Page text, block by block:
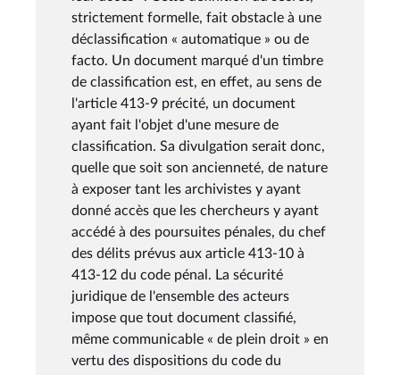
strictement formelle, fait obstacle à une
déclassification « automatique » ou de
facto. Un document marqué d'un timbre
de classification est, en effet, au sens de
l'article 413-9 précité, un document
ayant fait l'objet d'une mesure de
classification. Sa divulgation serait donc,
quelle que soit son ancienneté, de nature
à exposer tant les archivistes y ayant
donné accès que les chercheurs y ayant
accédé à des poursuites pénales, du chef
des délits prévus aux article 413-10 à
413-12 du code pénal. La sécurité
juridique de l'ensemble des acteurs
impose que tout document classifié,
même communicable « de plein droit » en
vertu des dispositions du code du